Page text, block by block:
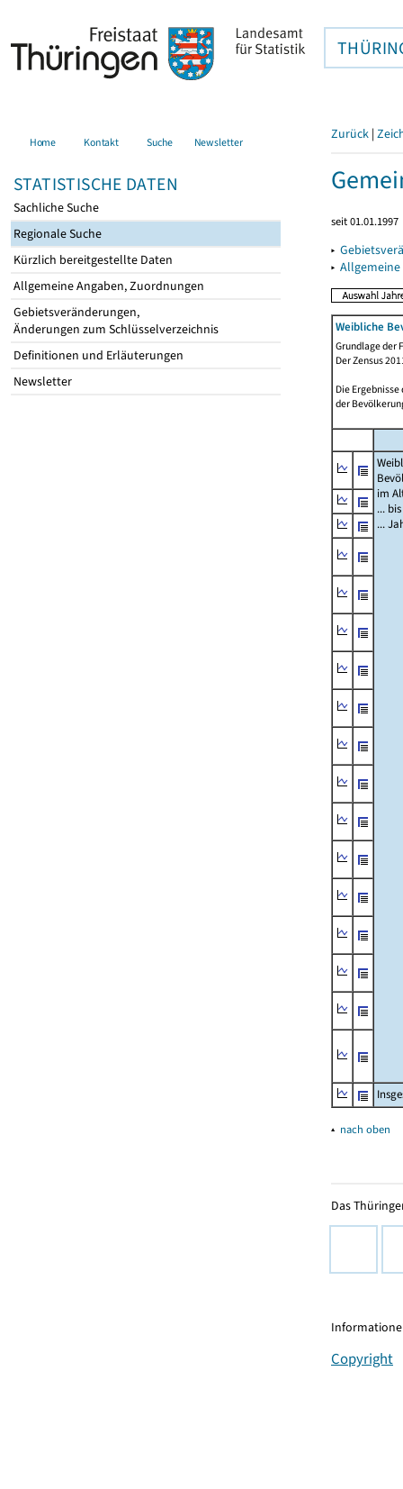
Home Kontakt Suche Newsletter
STATISTISCHE DATEN
Sachliche Suche
Regionale Suche
Kürzlich bereitgestellte Daten
Allgemeine Angaben, Zuordnungen
Gebietsveränderungen,
Änderungen zum Schlüsselverzeichnis
Definitionen und Erläuterungen
Newsletter
Zurück |
seit 01.01.1997
▸
▸
Weibliche
Grundlage der
Der Zensus
Die
der
im
...
...
▴ nach oben
Das
Copyright